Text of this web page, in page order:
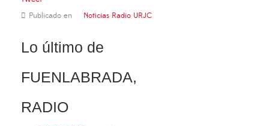
Publicado en Noticias Radio URJC
Lo último de
FUENLABRADA,
RADIO